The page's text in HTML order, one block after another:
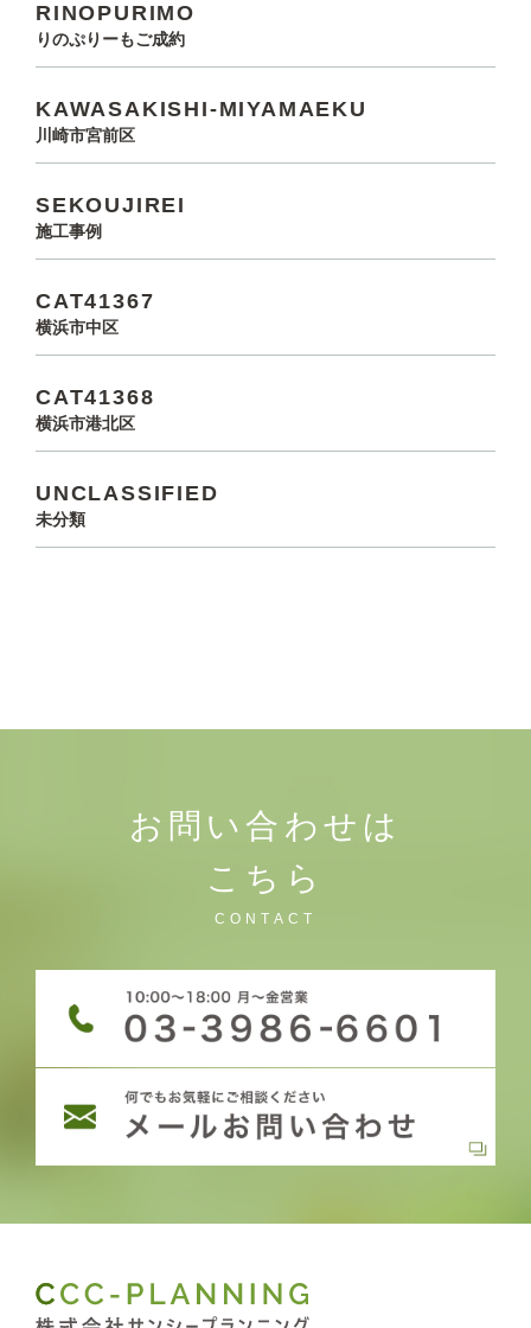
RINOPURIMO
りのぷりーもご成約
KAWASAKISHI-MIYAMAEKU
川崎市宮前区
SEKOUJIREI
施工事例
CAT41367
横浜市中区
CAT41368
横浜市港北区
UNCLASSIFIED
未分類
お問い合わせは
こちら
CONTACT